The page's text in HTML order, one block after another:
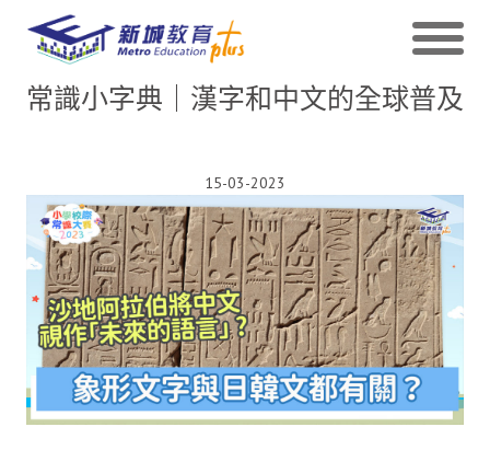
常識小字典｜漢字和中文的全球普及
15-03-2023